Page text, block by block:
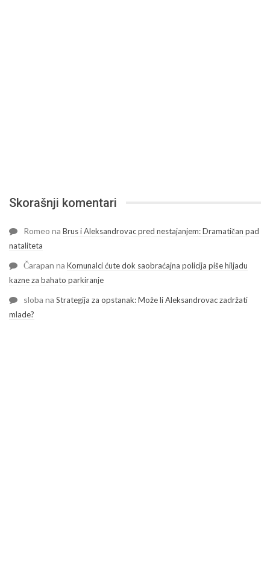
Skorašnji komentari
Romeo na Brus i Aleksandrovac pred nestajanjem: Dramatičan pad
nataliteta
Čarapan na Komunalci ćute dok saobraćajna policija piše hiljadu
kazne za bahato parkiranje
sloba na Strategija za opstanak: Može li Aleksandrovac zadržati
mlade?